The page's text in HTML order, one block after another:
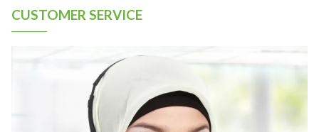
CUSTOMER SERVICE